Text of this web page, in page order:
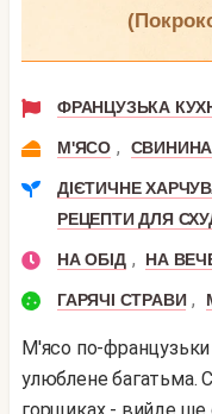
ФРАНЦУЗЬКА
М'ЯСО , СВИНИНА
ДІЄТИЧНЕ
РЕЦЕПТИ ДЛЯ
НА ОБІД , НА
ГАРЯЧІ СТРАВИ ,
М'ясо по-
улюблене багатьма.
горщиках - вийде ще